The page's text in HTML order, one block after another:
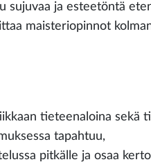
sujuvaa ja esteetöntä
maisteriopinnot
tieteenaloina sekä
tapahtuu,
pitkälle ja osaa